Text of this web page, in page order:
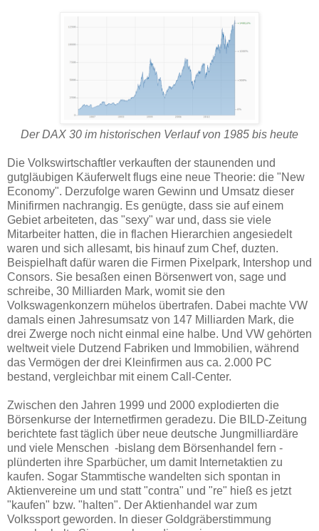
Der DAX 30 im historischen Verlauf von 1985 bis heute
Die Volkswirtschaftler verkauften der staunenden und
gutgläubigen Käuferwelt flugs eine neue Theorie: die "New
Economy". Derzufolge waren Gewinn und Umsatz dieser
Minifirmen nachrangig. Es genügte, dass sie auf einem
Gebiet arbeiteten, das "sexy" war und, dass sie viele
Mitarbeiter hatten, die in flachen Hierarchien angesiedelt
waren und sich allesamt, bis hinauf zum Chef, duzten.
Beispielhaft dafür waren die Firmen Pixelpark, Intershop und
Consors. Sie besaßen einen Börsenwert von, sage und
schreibe, 30 Milliarden Mark, womit sie den
Volkswagenkonzern mühelos übertrafen. Dabei machte VW
damals einen Jahresumsatz von 147 Milliarden Mark, die
drei Zwerge noch nicht einmal eine halbe. Und VW gehörten
weltweit viele Dutzend Fabriken und Immobilien, während
das Vermögen der drei Kleinfirmen aus ca. 2.000 PC
bestand, vergleichbar mit einem Call-Center.
Zwischen den Jahren 1999 und 2000 explodierten die
Börsenkurse der Internetfirmen geradezu. Die BILD-Zeitung
berichtete fast täglich über neue deutsche Jungmilliardäre
und viele Menschen -bislang dem Börsenhandel fern -
plünderten ihre Sparbücher, um damit Internetaktien zu
kaufen. Sogar Stammtische wandelten sich spontan in
Aktienvereine um und statt "contra" und "re" hieß es jetzt
"kaufen" bzw. "halten". Der Aktienhandel war zum
Volkssport geworden. In dieser Goldgräberstimmung